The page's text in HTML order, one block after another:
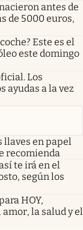
antes de
de 5000 euros,
Este es el
este domingo
Los
ayudas a la vez
llaves en papel
recomienda
te irá en el
según los
HOY,
amor, la salud y el